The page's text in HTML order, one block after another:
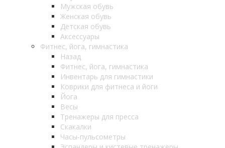
Мужская обувь
Женская обувь
Детская обувь
Аксессуары
Фитнес, йога, гимнастика
Назад
Фитнес, йога, гимнастика
Инвентарь для гимнастики
Коврики для фитнеса и йоги
Йога
Весы
Тренажеры для пресса
Скакалки
Часы-пульсометры